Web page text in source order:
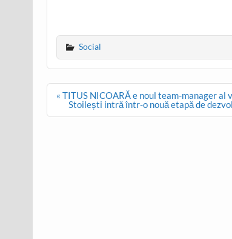
Social
Post
navigation
« TITUS NICOARĂ e noul team-manager al
Stoilești intră într-o nouă etapă de